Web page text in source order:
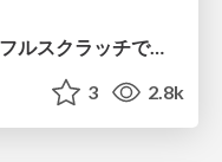
AWS CDK を「作」ってみた 〜フルスクラッチで見えた CDK の裏側〜 / aws-cdk-from-scratch
3 2.8k